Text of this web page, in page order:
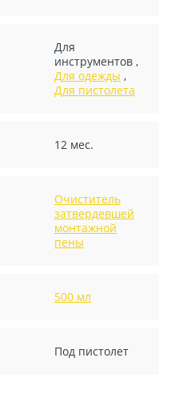
Для
инструментов,
Для одежды ,
Для пистолета
12 мес.
Очиститель
затвердевшей
монтажной
пены
500 мл
Под пистолет